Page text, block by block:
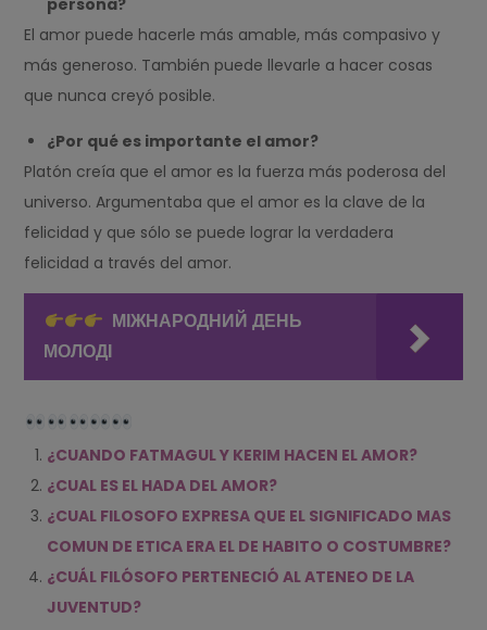
persona?
El amor puede hacerle más amable, más compasivo y
más generoso. También puede llevarle a hacer cosas
que nunca creyó posible.
¿Por qué es importante el amor?
Platón creía que el amor es la fuerza más poderosa del
universo. Argumentaba que el amor es la clave de la
felicidad y que sólo se puede lograr la verdadera
felicidad a través del amor.
МІЖНАРОДНИЙ ДЕНЬ
МОЛОДІ
¿CUANDO FATMAGUL Y KERIM HACEN EL AMOR?
¿CUAL ES EL HADA DEL AMOR?
¿CUAL FILOSOFO EXPRESA QUE EL SIGNIFICADO MAS
COMUN DE ETICA ERA EL DE HABITO O COSTUMBRE?
¿CUÁL FILÓSOFO PERTENECIÓ AL ATENEO DE LA
JUVENTUD?